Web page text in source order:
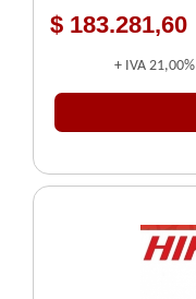
$ 183.281,60
+ IVA 21,00%